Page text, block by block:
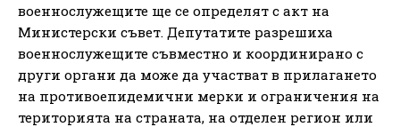
военнослужещите ще се определят с акт на
Министерски съвет. Депутатите разрешиха
военнослужещите съвместно и координирано с
други органи да може да участват в прилагането
на противоепидемични мерки и ограничения на
територията на страната, на отделен регион или